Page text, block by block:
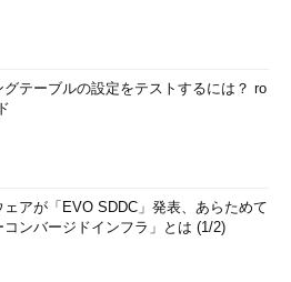
グテーブルの設定をテストするには？ ro
ェアが「EVO SDDC」発表、あらためて
コンバージドインフラ」とは (1/2)